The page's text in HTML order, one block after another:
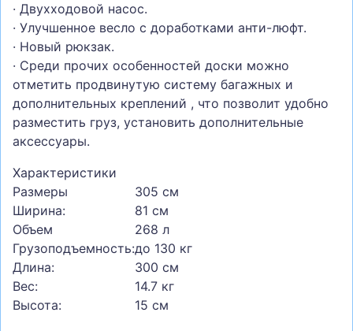
· Двухходовой насос.
· Улучшенное весло с доработками анти-люфт.
· Новый рюкзак.
· Среди прочих особенностей доски можно
отметить продвинутую систему багажных и
дополнительных креплений , что позволит удобно
разместить груз, установить дополнительные
аксессуары.
Характеристики
Размеры
305 см
Ширина:
81 см
Объем
268 л
Грузоподъемность:до 130 кг
Длина:
300 см
Вес:
14.7 кг
Высота:
15 см